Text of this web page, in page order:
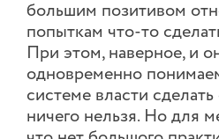
большим позитивом
попыткам что-то
При этом, наверное, и
одновременно
системе власти
ничего нельзя. Но для